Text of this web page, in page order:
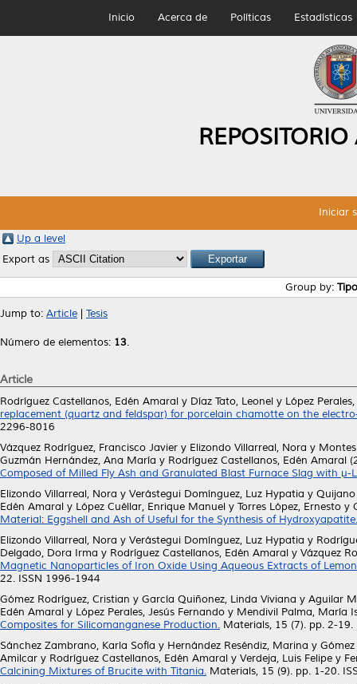
Inicio Acerca de Políticas Estadísticas
Iniciar
Up a level
Export as
Group by:
Jump to: Article Tesis
Número de elementos: 13.
Article
Rodríguez Castellanos, Edén Amaral y Díaz Tato, Leonel y López
replacement (quartz and feldspar) for porcelain chamotte on the
2296-8016
Vázquez Rodríguez, Francisco Javier y Elizondo Villarreal, Nora y
Guzmán Hernández, Ana María y Rodríguez Castellanos, Edén Amaral
Composed of Milled Fly Ash and Granulated Blast Furnace Slag with µ-
Elizondo Villarreal, Nora y Verástegui Domínguez, Luz Hypatia y Quijano
Edén Amaral y López Cuéllar, Enrique Manuel y Torres López, Ernesto y
Material: Eggshell and Ash of Useful for the Synthesis of Hydroxyapatite.
Elizondo Villarreal, Nora y Verástegui Domínguez, Luz Hypatia y
Delgado, Dora Irma y Rodríguez Castellanos, Edén Amaral y Vázquez
Magnetic Nanoparticles of Iron Oxide Using Aqueous Extracts of
22. ISSN 1996-1944
Gómez Rodríguez, Cristian y García Quiñonez, Linda Viviana y Aguilar
Edén Amaral y López Perales, Jesús Fernando y Mendivil Palma, María
Composites for Silicomanganese Production. Materials, 15 (7). pp. 2-
Sánchez Zambrano, Karla Sofía y Hernández Reséndiz, Marina y
Amilcar y Rodríguez Castellanos, Edén Amaral y Verdeja, Luis Felipe y
Calcining Mixtures of Brucite with Titania. Materials, 15 (9). pp. 1-20.